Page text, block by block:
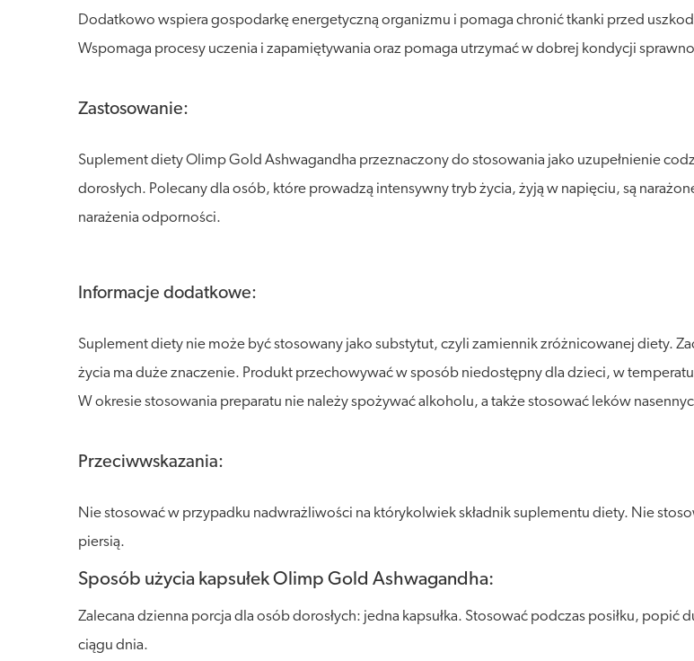
Dodatkowo wspiera gospodarkę energetyczną organizmu i pomaga chronić tkanki przed
Wspomaga procesy uczenia i zapamiętywania oraz pomaga utrzymać w dobrej kondycji
Zastosowanie:
Suplement diety Olimp Gold Ashwagandha przeznaczony do stosowania jako uzupełnienie
dorosłych. Polecany dla osób, które prowadzą intensywny tryb życia, żyją w napięciu, są
narażenia odporności.
Informacje dodatkowe:
Suplement diety nie może być stosowany jako substytut, czyli zamiennik zróżnicowanej diety.
życia ma duże znaczenie. Produkt przechowywać w sposób niedostępny dla dzieci, w
W okresie stosowania preparatu nie należy spożywać alkoholu, a także stosować leków
Przeciwwskazania:
Nie stosować w przypadku nadwrażliwości na którykolwiek składnik suplementu diety. Nie
piersią.
Sposób użycia kapsułek Olimp Gold Ashwagandha:
Zalecana dzienna porcja dla osób dorosłych: jedna kapsułka. Stosować podczas posiłku,
ciągu dnia.